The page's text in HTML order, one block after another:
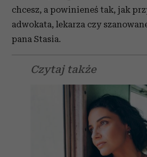
chcesz, a powinieneś tak, jak
adwokata, lekarza czy
pana Stasia.
Czytaj także